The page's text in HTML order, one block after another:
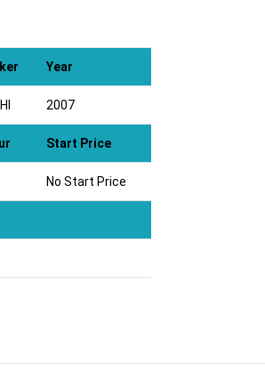
Year
2007
Start Price
No Start Price